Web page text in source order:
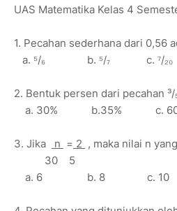
UAS Matematika Kelas 4
1. Pecahan sederhana dari 0,56
a. ⁵/₆ b. ⁵/₇ c. ⁷/
2. Bentuk persen dari pecahan ³/
a. 30% b.35% c.
3. Jika n = 2 , maka nilai n
30 5
a. 6 b. 8 c.